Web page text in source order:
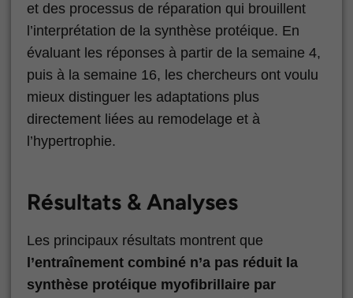
et des processus de réparation qui brouillent
l’interprétation de la synthèse protéique. En
évaluant les réponses à partir de la semaine 4,
puis à la semaine 16, les chercheurs ont voulu
mieux distinguer les adaptations plus
directement liées au remodelage et à
l’hypertrophie.
Résultats & Analyses
Les principaux résultats montrent que
l’entraînement combiné n’a pas réduit la
synthèse protéique myofibrillaire par